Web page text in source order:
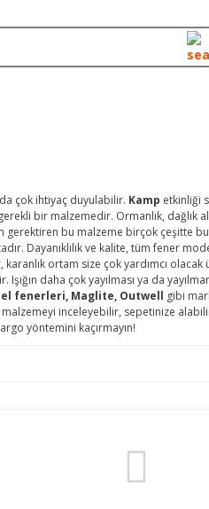
çok ihtiyaç duyulabilir. Kamp etkinliği
bir malzemedir. Ormanlık, dağlık
gerektiren bu malzeme birçok çeşitte
Dayanıklılık ve kalite, tüm fener
ortam size çok yardımcı olacak
Işığın daha çok yayılması ya da
fenerleri, Maglite, Outwell gibi
malzemeyi inceleyebilir, sepetinize
yöntemini kaçırmayın!